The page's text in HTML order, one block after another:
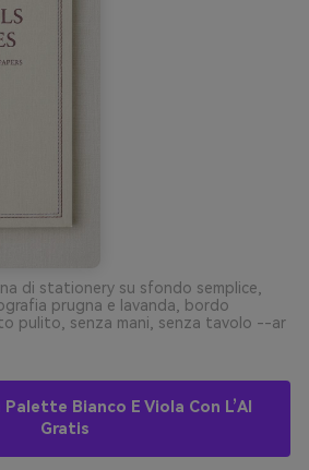
di stationery su sfondo semplice,
prugna e lavanda, bordo
pulito, senza mani, senza tavolo --ar
Bianco E Viola Con L’AI
Gratis